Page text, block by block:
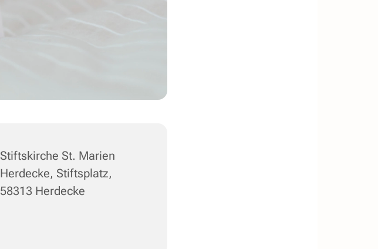
Stiftskirche St. Marien
Herdecke, Stiftsplatz,
58313 Herdecke